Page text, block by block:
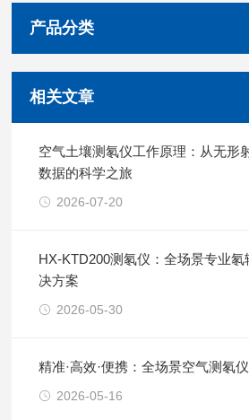
产品分类
相关文章
空气土壤测氡仪工作原理：从无形
数据的科学之旅
2026-07-20
HX-KTD200测氡仪：全场景专业氡
决方案
2026-05-30
精准·高效·便携：全场景空气测氡
2026-05-16